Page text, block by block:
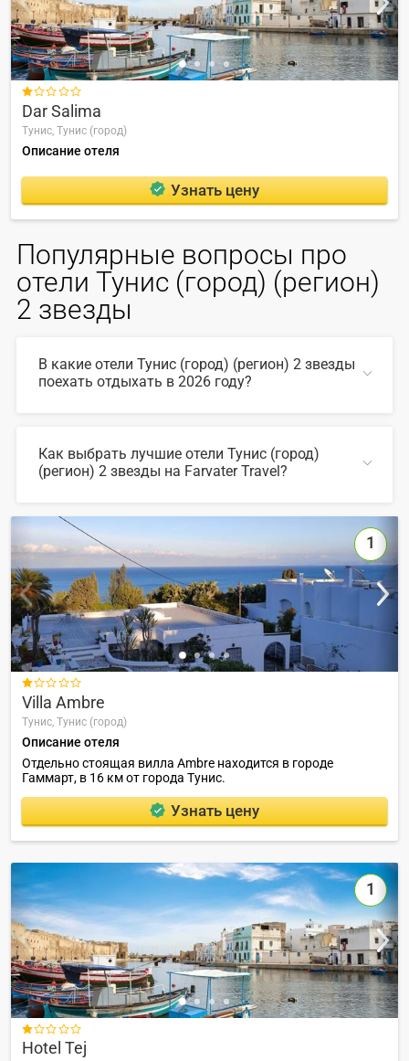

Dar Salima
Тунис, Тунис (город)
Описание отеля
Узнать цену
Популярные вопросы про
отели Тунис (город) (регион)
2 звезды
В какие отели Тунис (город) (регион) 2 звезды
поехать отдыхать в 2026 году?
Как выбрать лучшие отели Тунис (город)
(регион) 2 звезды на Farvater Travel?
воспользоваться удобным поиском по сайту, также на
Farvater Travel вы найдете множество фото отелей и
отзывов про лучшие отели Тунис (город) (регион) 2
звезды
СВЕРНУТЬ
1

Villa Ambre
Тунис, Тунис (город)
Описание отеля
Отдельно стоящая вилла Ambre находится в городе
Гаммарт, в 16 км от города Тунис.
Узнать цену
1

Hotel Tej